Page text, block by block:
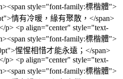
style="font-family:標楷體">
情有冷暖，緣有聚散，</span>
p> <p align="center" style="text-
style="font-family:標楷體">
惺惺相惜才能永遠；</span>
p> <p align="center" style="text-
style="font-family:標楷體">